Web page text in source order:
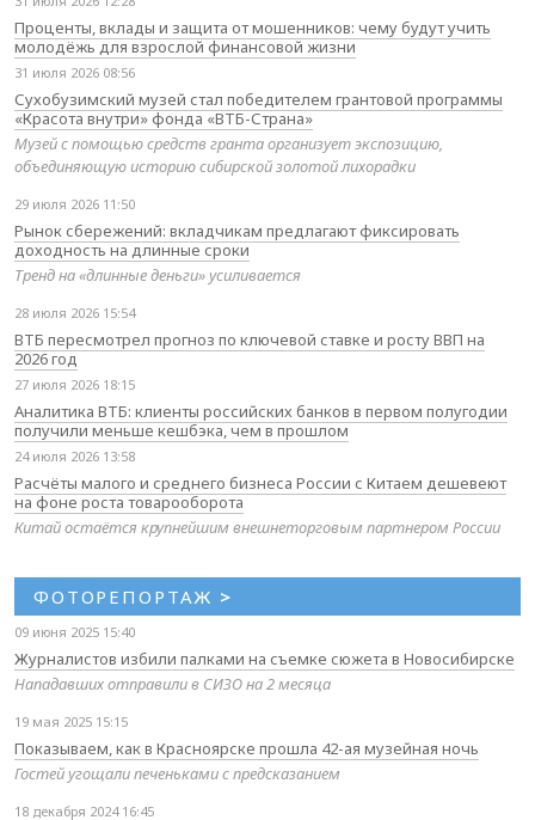
Проценты, вклады и защита от мошенников: чему будут учить
молодёжь для взрослой финансовой жизни
31 июля 2026 08:56
Сухобузимский музей стал победителем грантовой программы
«Красота внутри» фонда «ВТБ-Страна»
Музей с помощью средств гранта организует экспозицию,
объединяющую историю сибирской золотой лихорадки
29 июля 2026 11:50
Рынок сбережений: вкладчикам предлагают фиксировать
доходность на длинные сроки
Тренд на «длинные деньги» усиливается
28 июля 2026 15:54
ВТБ пересмотрел прогноз по ключевой ставке и росту ВВП на
2026 год
27 июля 2026 18:15
Аналитика ВТБ: клиенты российских банков в первом полугодии
получили меньше кешбэка, чем в прошлом
24 июля 2026 13:58
Расчёты малого и среднего бизнеса России с Китаем дешевеют
на фоне роста товарооборота
Китай остаётся крупнейшим внешнеторговым партнером России
ФОТОРЕПОРТАЖ >
09 июня 2025 15:40
Журналистов избили палками на съемке сюжета в Новосибирске
Нападавших отправили в СИЗО на 2 месяца
19 мая 2025 15:15
Показываем, как в Красноярске прошла 42-ая музейная ночь
Гостей угощали печеньками с предсказанием
18 декабря 2024 16:45